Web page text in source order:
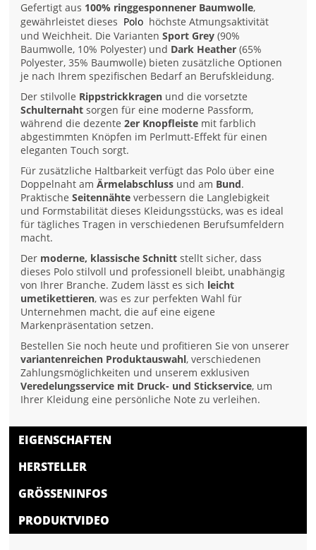
Gefertigt aus 100% ringgesponnener Baumwolle,
gewährleistet dieses Polo höchste Atmungsaktivität
und Weichheit. Die VariantenSport Grey (90%
Baumwolle, 10% Polyester) und Dark Heather (65%
Polyester, 35% Baumwolle) bieten zusätzliche Optionen
je nach Ihrem spezifischen Bedarf an Berufskleidung.
Der stilvolle Rippstrickkragen und die vorsetzte
Schulternaht sorgen für eine moderne Passform,
während die dezente2er Knopfleiste mit farblich
abgestimmten Knöpfen im Perlmutt-Effekt für einen
eleganten Touch sorgt.
Für zusätzliche Haltbarkeit verfügt das Polo über eine
Doppelnaht amÄrmelabschluss und am Bund.
PraktischeSeitennähte verbessern die Langlebigkeit
und Formstabilität dieses Kleidungsstücks, was es ideal
für tägliches Tragen in verschiedenen Berufsumfeldern
macht.
Der moderne, klassische Schnitt stellt sicher, dass
dieses Polo stilvoll und professionell bleibt, unabhängig
von Ihrer Branche. Zudem lässt es sich leicht
umetikettieren, was es zur perfekten Wahl für
Unternehmen macht, die auf eine eigene
Markenpräsentation setzen.
Bestellen Sie noch heute und profitieren Sie von unserer
variantenreichen Produktauswahl, verschiedenen
Zahlungsmöglichkeiten und unserem exklusiven
Veredelungsservice mit Druck- und Stickservice, um
Ihrer Kleidung eine persönliche Note zu verleihen.
EIGENSCHAFTEN
HERSTELLER
GRÖSSENINFOS
PRODUKTVIDEO